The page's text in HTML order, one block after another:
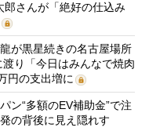
さんが「絶好の仕込み
が黒星続きの名古屋場所
り「今日はみんなで焼肉
円の支出増に
ン“多額のEV補助金”で注
の背後に見え隠れす